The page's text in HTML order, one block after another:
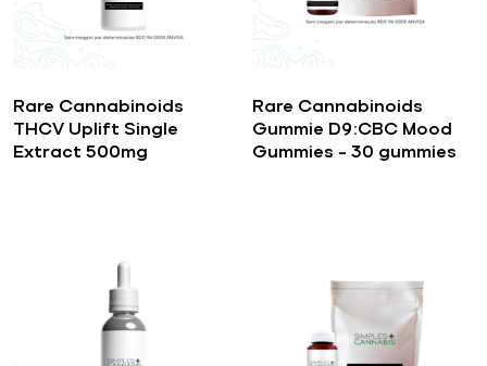
Rare Cannabinoids
THCV Uplift Single
Extract 500mg
Rare Cannabinoids
Gummie D9:CBC Mood
Gummies – 30 gummies